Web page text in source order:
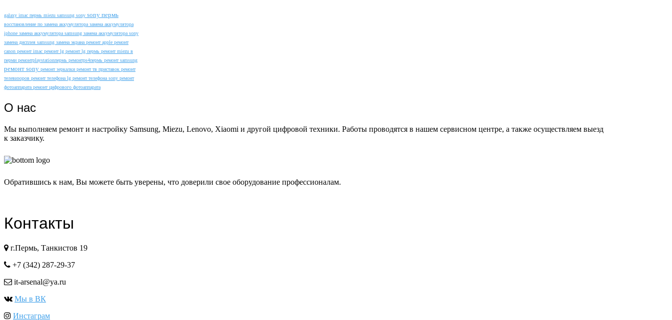
galaxy imac пермь miezu samsung sony sony пермь
восстановление по замена аккумулятора замена аккумулятора
iphone замена аккумулятора samsung замена аккумулятора sony
замена дисплея samsung замена экрана ремонт apple ремонт
canon ремонт imac ремонт lg ремонт lg пермь ремонт miezu в
перми ремонтplaystationпермь ремонтps4пермь ремонт samsung
ремонт sony ремонт зеркалки ремонт тв приставок ремонт
телевизоров ремонт телефона lg ремонт телефона sony ремонт
фотоаппарата ремонт цифрового фотоаппарата
О нас
Мы выполняем ремонт и настройку Samsung, Miezu, Lenovo, Xiaomi и другой цифровой техники. Работы проводятся в нашем сервисном центре, а также осуществляем выезд
к заказчику.
Обратившись к нам, Вы можете быть уверены, что доверили свое оборудование профессионалам.
Контакты
г.Пермь, Танкистов 19
+7 (342) 287-29-37
it-arsenal@ya.ru
Мы в ВК
Инстаграм